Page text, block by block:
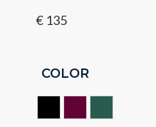
€ 135
COLOR
CAVIAR BLACK
CERISEVERT